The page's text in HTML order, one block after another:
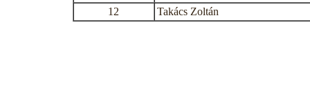
12
Takács Zoltán